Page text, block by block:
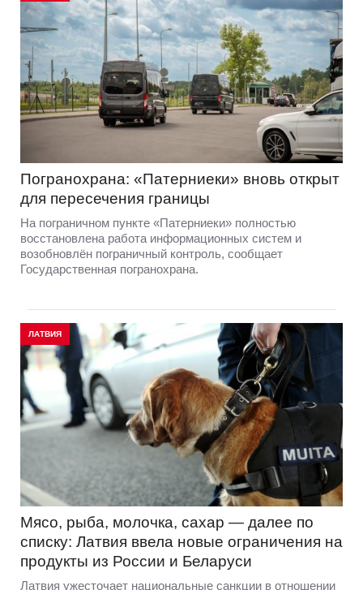
Погранохрана: «Патерниеки» вновь открыт
для пересечения границы
На пограничном пункте «Патерниеки» полностью
восстановлена работа информационных систем и
возобновлён пограничный контроль, сообщает
Государственная погранохрана.
ЛАТВИЯ
Мясо, рыба, молочка, сахар — далее по
списку: Латвия ввела новые ограничения на
продукты из России и Беларуси
Латвия ужесточает национальные санкции в отношении